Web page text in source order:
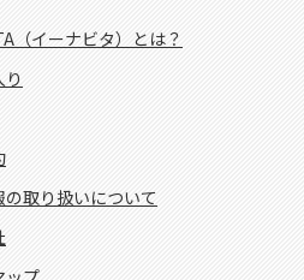
（イーナビタ）とは？
の取り扱いについて